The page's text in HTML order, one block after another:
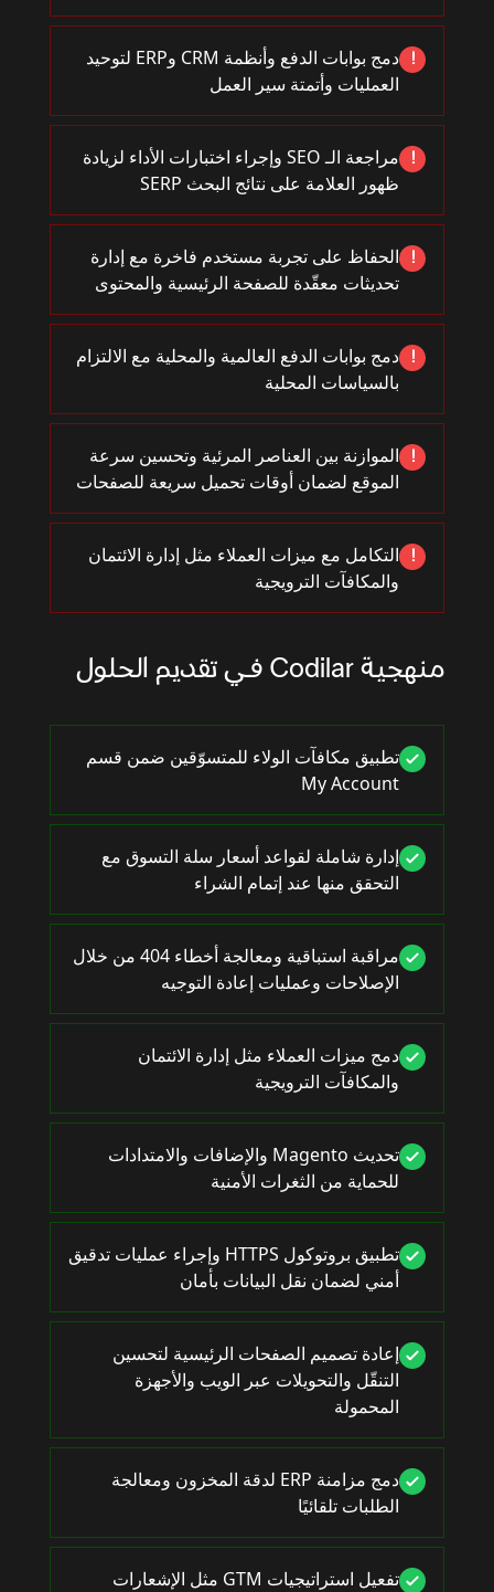
!
دمج بوابات الدفع وأنظمة CRM وERP لتوحيد
العمليات وأتمتة سير العمل
!
مراجعة الـ SEO وإجراء اختبارات الأداء لزيادة
ظهور العلامة على نتائج البحث SERP
!
الحفاظ على تجربة مستخدم فاخرة مع إدارة
تحديثات معقّدة للصفحة الرئيسية والمحتوى
!
دمج بوابات الدفع العالمية والمحلية مع الالتزام
بالسياسات المحلية
!
الموازنة بين العناصر المرئية وتحسين سرعة
الموقع لضمان أوقات تحميل سريعة للصفحات
!
التكامل مع ميزات العملاء مثل إدارة الائتمان
والمكافآت الترويجية
منهجية Codilar في تقديم الحلول
تطبيق مكافآت الولاء للمتسوّقين ضمن قسم
My Account
إدارة شاملة لقواعد أسعار سلة التسوق مع
التحقق منها عند إتمام الشراء
مراقبة استباقية ومعالجة أخطاء 404 من خلال
الإصلاحات وعمليات إعادة التوجيه
دمج ميزات العملاء مثل إدارة الائتمان
والمكافآت الترويجية
تحديث Magento والإضافات والامتدادات
للحماية من الثغرات الأمنية
تطبيق بروتوكول HTTPS وإجراء عمليات تدقيق
أمني لضمان نقل البيانات بأمان
إعادة تصميم الصفحات الرئيسية لتحسين
التنقّل والتحويلات عبر الويب والأجهزة
المحمولة
دمج مزامنة ERP لدقة المخزون ومعالجة
الطلبات تلقائيًا
تفعيل استراتيجيات GTM مثل الإشعارات